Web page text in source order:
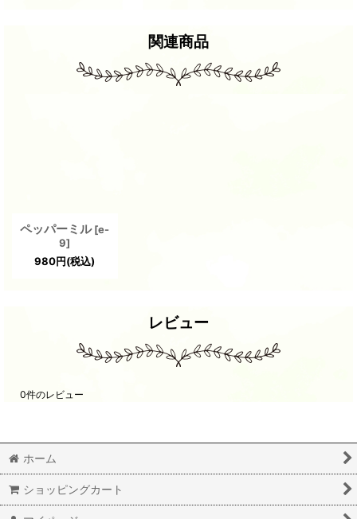
関連商品
ペッパーミル [e-
9]
980円(税込)
レビュー
0件のレビュー
ホーム
ショッピングカート